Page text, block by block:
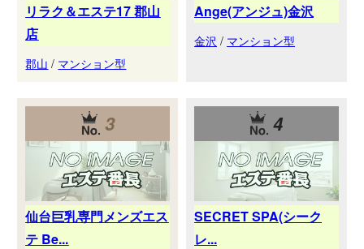
リラク＆エステ17 郡山
店
郡山 / マンション型
Ange(アンジュ)金沢
金沢 / マンション型
3
仙台巨乳専門メンズエス
テ Be...
4
SECRET SPA(シーク
レ...